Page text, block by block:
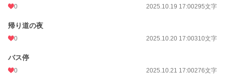
0 2025.10.19 17:00295文字
帰り道の夜
0 2025.10.20 17:00310文字
バス停
0 2025.10.21 17:00276文字